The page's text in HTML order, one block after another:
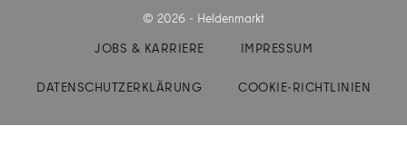
© 2026 - Heldenmarkt
JOBS & KARRIERE
IMPRESSUM
DATENSCHUTZERKLÄRUNG COOKIE-RICHTLINIEN